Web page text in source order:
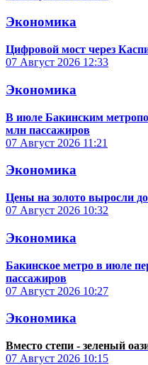
Экономика
Цифровой мост через
07 Август 2026 12:33
Экономика
В июле Бакинским
млн пассажиров
07 Август 2026 11:21
Экономика
Цены на золото выросли
07 Август 2026 10:32
Экономика
Бакинское метро в июле
пассажиров
07 Август 2026 10:27
Экономика
Вместо степи - зеленый
07 Август 2026 10:15